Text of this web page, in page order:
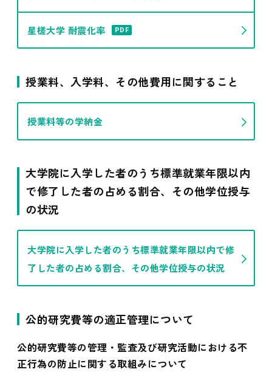
星槎大学 耐震化率 PDF
授業料、入学料、その他費用に関すること
授業料等の学納金
大学院に入学した者のうち標準就業年限以内
で修了した者の占める割合、その他学位授与
の状況
大学院に入学した者のうち標準就業年限以内で修
了した者の占める割合、その他学位授与の状況
公的研究費等の適正管理について
公的研究費等の管理・監査及び研究活動における不
正行為の防止に関する取組みについて